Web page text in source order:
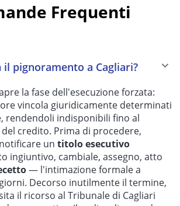
Frequenti
il pignoramento a Cagliari?
la fase dell'esecuzione forzata:
vincola giuridicamente determinati
rendendoli indisponibili fino al
credito. Prima di procedere,
un titolo esecutivo
ingiuntivo, cambiale, assegno, atto
— l'intimazione formale a
Decorso inutilmente il termine,
il ricorso al Tribunale di Cagliari